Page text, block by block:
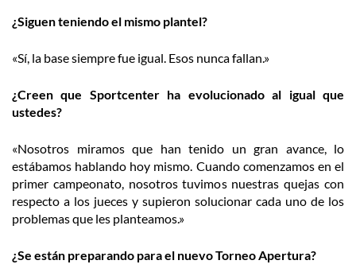
¿Siguen teniendo el mismo plantel?
«Sí, la base siempre fue igual. Esos nunca fallan.»
¿Creen que Sportcenter ha evolucionado al igual que
ustedes?
«Nosotros miramos que han tenido un gran avance, lo
estábamos hablando hoy mismo. Cuando comenzamos en el
primer campeonato, nosotros tuvimos nuestras quejas con
respecto a los jueces y supieron solucionar cada uno de los
problemas que les planteamos.»
¿Se están preparando para el nuevo Torneo Apertura?